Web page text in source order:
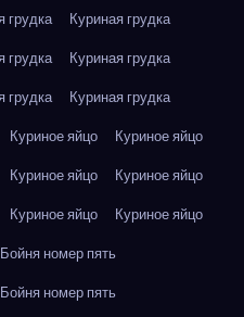
грудка
Куриная грудка
грудка
Куриная грудка
грудка
Куриная грудка
Куриное яйцо
Куриное яйцо
Куриное яйцо
Куриное яйцо
Куриное яйцо
Куриное яйцо
номер пять
номер пять